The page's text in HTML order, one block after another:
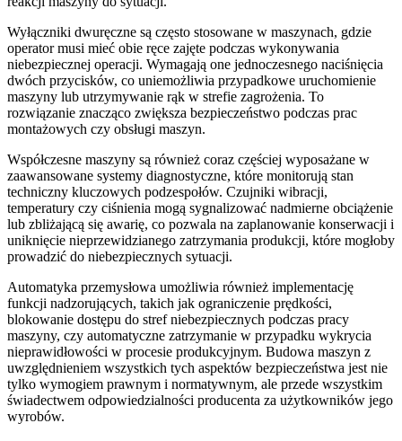
Wyłączniki dwuręczne są często stosowane w maszynach, gdzie
operator musi mieć obie ręce zajęte podczas wykonywania
niebezpiecznej operacji. Wymagają one jednoczesnego naciśnięcia
dwóch przycisków, co uniemożliwia przypadkowe uruchomienie
maszyny lub utrzymywanie rąk w strefie zagrożenia. To
rozwiązanie znacząco zwiększa bezpieczeństwo podczas prac
montażowych czy obsługi maszyn.
Współczesne maszyny są również coraz częściej wyposażane w
zaawansowane systemy diagnostyczne, które monitorują stan
techniczny kluczowych podzespołów. Czujniki wibracji,
temperatury czy ciśnienia mogą sygnalizować nadmierne obciążenie
lub zbliżającą się awarię, co pozwala na zaplanowanie konserwacji i
uniknięcie nieprzewidzianego zatrzymania produkcji, które mogłoby
prowadzić do niebezpiecznych sytuacji.
Automatyka przemysłowa umożliwia również implementację
funkcji nadzorujących, takich jak ograniczenie prędkości,
blokowanie dostępu do stref niebezpiecznych podczas pracy
maszyny, czy automatyczne zatrzymanie w przypadku wykrycia
nieprawidłowości w procesie produkcyjnym. Budowa maszyn z
uwzględnieniem wszystkich tych aspektów bezpieczeństwa jest nie
tylko wymogiem prawnym i normatywnym, ale przede wszystkim
świadectwem odpowiedzialności producenta za użytkowników jego
wyrobów.